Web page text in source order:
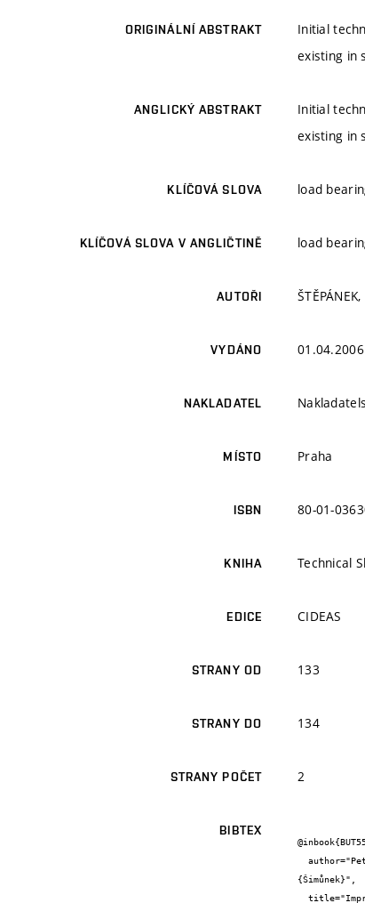
ORIGINÁLNÍ ABSTRAKT
Initial
existing in
ANGLICKÝ ABSTRAKT
Initial
existing in
KLÍČOVÁ SLOVA load
KLÍČOVÁ SLOVA V ANGLIČTINĚ load
AUTOŘI
VYDÁNO 01.04.2006
NAKLADATEL
MÍSTO Praha
ISBN 80-01-
KNIHA Technical
EDICE CIDEAS
STRANY OD 133
STRANY DO 134
STRANY POČET 2
BIBTEX
{Šimůnek}",